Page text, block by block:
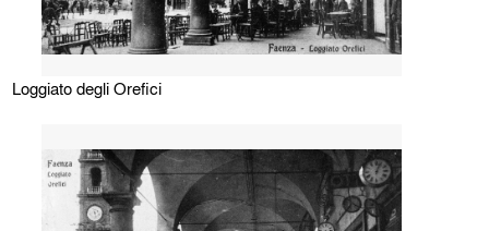
Loggiato degli Orefici